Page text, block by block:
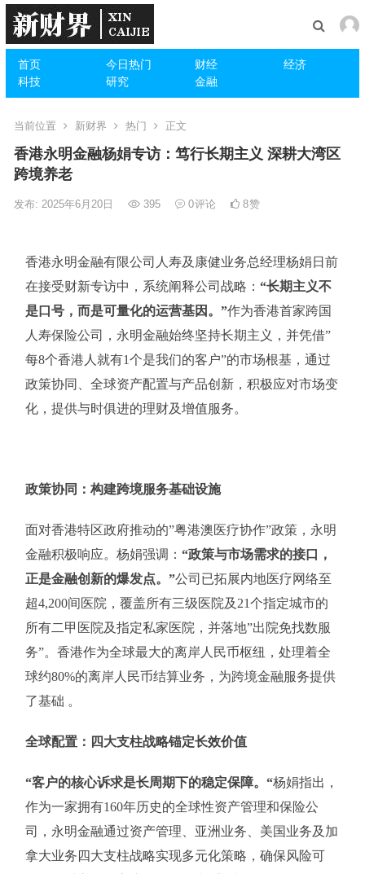
首页 今日热门 财经
经济
科技
研究 金融
当前位置 新财界 热门 正文
香港永明金融杨娟专访：笃行长期主义 深耕大湾区
跨境养老
发布: 2025年6月20日 395 0评论 8赞
香港永明金融有限公司人寿及康健业务总经理杨娟日前
在接受财新专访中，系统阐释公司战略： “长期主义不
是口号，而是可量化的运营基因。”作为香港首家跨国
人寿保险公司，永明金融始终坚持长期主义，并凭借”
每8个香港人就有1个是我们的客户”的市场根基，通过
政策协同、全球资产配置与产品创新，积极应对市场变
化，提供与时俱进的理财及增值服务。
政策协同：构建跨境服务基础设施
面对香港特区政府推动的”粤港澳医疗协作”政策，永明
金融积极响应。杨娟强调： “政策与市场需求的接口，
正是金融创新的爆发点。”公司已拓展内地医疗网络至
超4,200间医院，覆盖所有三级医院及21个指定城市的
所有二甲医院及指定私家医院，并落地”出院免找数服
务”。香港作为全球最大的离岸人民币枢纽，处理着全
球约80%的离岸人民币结算业务，为跨境金融服务提供
了基础 。
全球配置：四大支柱战略锚定长效价值
“客户的核心诉求是长周期下的稳定保障。 “杨娟指出，
作为一家拥有160年历史的全球性资产管理和保险公
司，永明金融通过资产管理、亚洲业务、美国业务及加
拿大业务四大支柱战略实现多元化策略，确保风险可